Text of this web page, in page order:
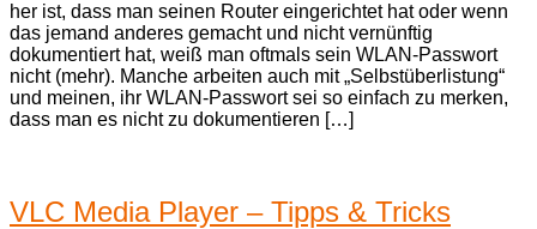
her ist, dass man seinen Router eingerichtet hat oder wenn
das jemand anderes gemacht und nicht vernünftig
dokumentiert hat, weiß man oftmals sein WLAN-Passwort
nicht (mehr). Manche arbeiten auch mit „Selbstüberlistung“
und meinen, ihr WLAN-Passwort sei so einfach zu merken,
dass man es nicht zu dokumentieren […]
VLC Media Player – Tipps & Tricks